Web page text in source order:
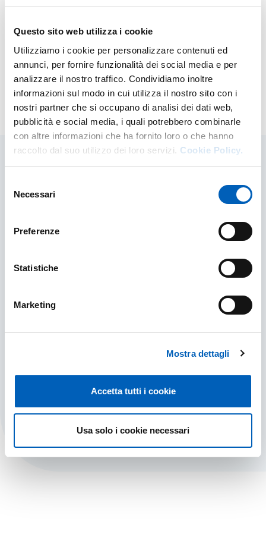
Questo sito web utilizza i cookie
Utilizziamo i cookie per personalizzare contenuti ed
annunci, per fornire funzionalità dei social media e per
analizzare il nostro traffico. Condividiamo inoltre
informazioni sul modo in cui utilizza il nostro sito con i
nostri partner che si occupano di analisi dei dati web,
pubblicità e social media, i quali potrebbero combinarle
con altre informazioni che ha fornito loro o che hanno
raccolto dal suo utilizzo dei loro servizi. Cookie Policy.
delNecessari
Preferenze
Statistiche
Marketing
Mostra dettagli
Accetta tutti i cookie
Usa solo i cookie necessari
massimo.savino@unipr.it
mariagrazia.suriano@unipr.it
ZEPPELLINI Davide
| +39 0521 902087 |
davide.zeppellini@unipr.it
Modified on12/06/2026